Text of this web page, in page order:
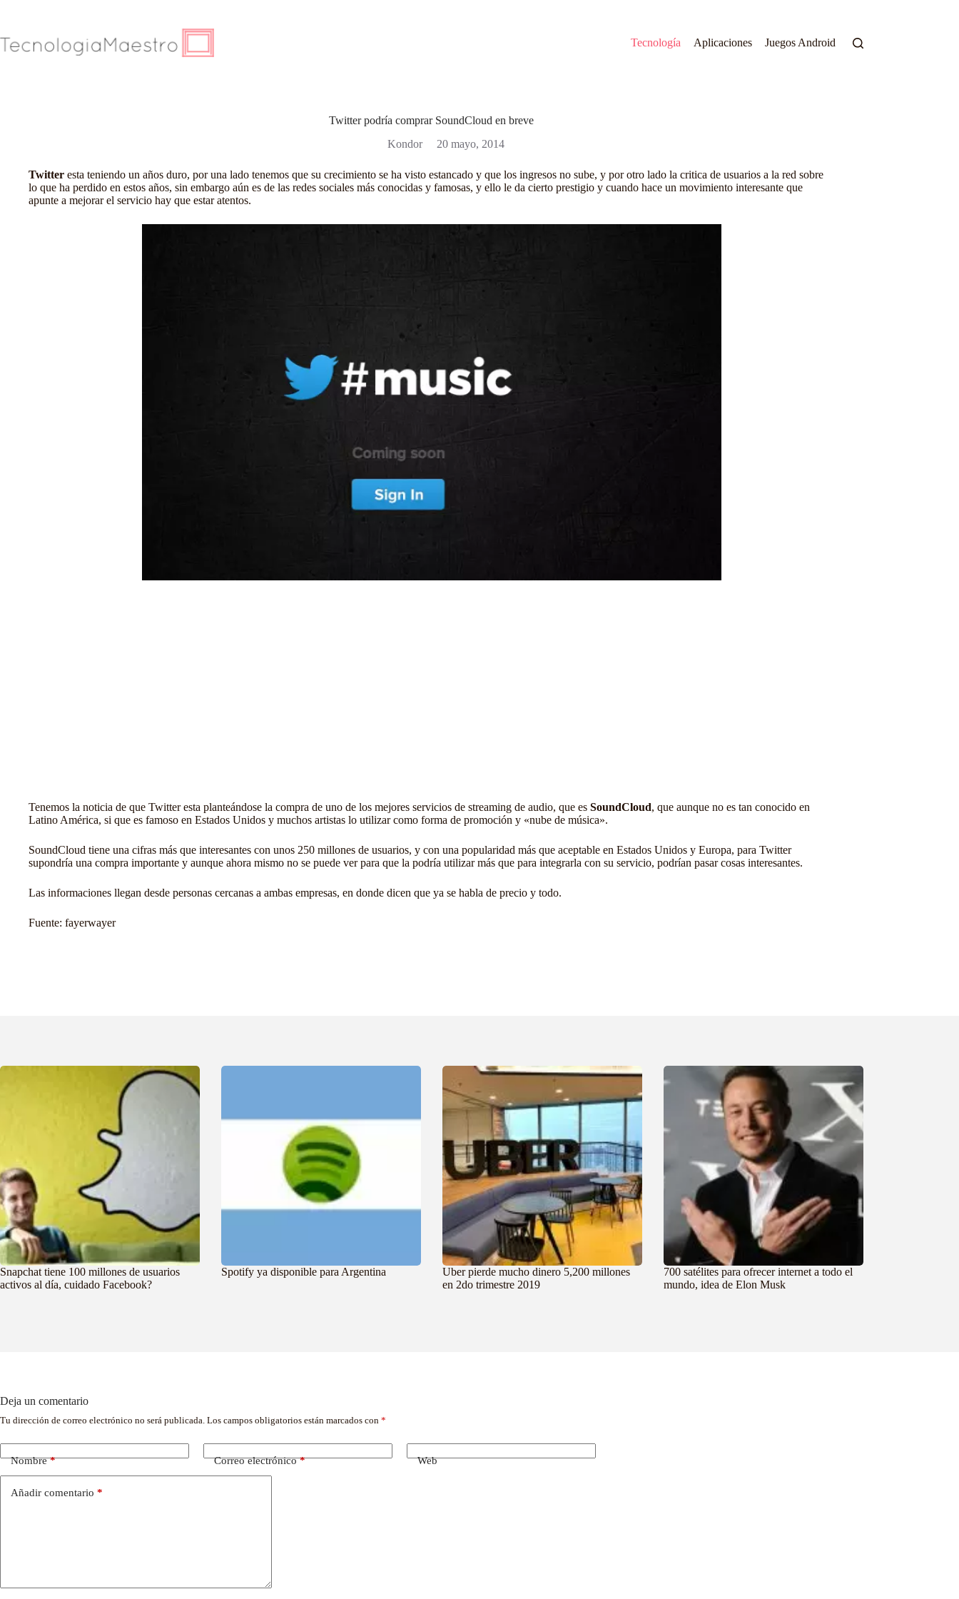
Tecnología
Aplicaciones Juegos Android
Twitter podría comprar SoundCloud en breve
Kondor
20 mayo, 2014
Twitter esta teniendo un años duro, por una lado tenemos que su crecimiento se ha visto estancado y que los ingresos no sube, y por otro lado la critica de usuarios a la red sobre
lo que ha perdido en estos años, sin embargo aún es de las redes sociales más conocidas y famosas, y ello le da cierto prestigio y cuando hace un movimiento interesante que
apunte a mejorar el servicio hay que estar atentos.
Tenemos la noticia de que Twitter esta planteándose la compra de uno de los mejores servicios de streaming de audio, que es SoundCloud, que aunque no es tan conocido en
Latino América, si que es famoso en Estados Unidos y muchos artistas lo utilizar como forma de promoción y «nube de música».
SoundCloud tiene una cifras más que interesantes con unos 250 millones de usuarios, y con una popularidad más que aceptable en Estados Unidos y Europa, para Twitter
supondría una compra importante y aunque ahora mismo no se puede ver para que la podría utilizar más que para integrarla con su servicio, podrían pasar cosas interesantes.
Las informaciones llegan desde personas cercanas a ambas empresas, en donde dicen que ya se habla de precio y todo.
Fuente: fayerwayer
Snapchat tiene 100 millones de usuarios
activos al día, cuidado Facebook?
Spotify ya disponible para Argentina
Uber pierde mucho dinero 5,200 millones
en 2do trimestre 2019
700 satélites para ofrecer internet a todo el
mundo, idea de Elon Musk
Deja un comentario
Tu dirección de correo electrónico no será publicada. Los campos obligatorios están marcados con *
Nombre* Correo electrónico* Web
Añadir comentario *